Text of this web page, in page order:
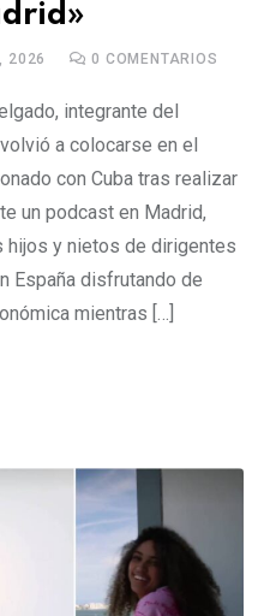
2026 0 COMENTARIOS
integrante del
a colocarse en el
con Cuba tras realizar
un podcast en Madrid,
hijos y nietos de dirigentes
España disfrutando de
mientras […]